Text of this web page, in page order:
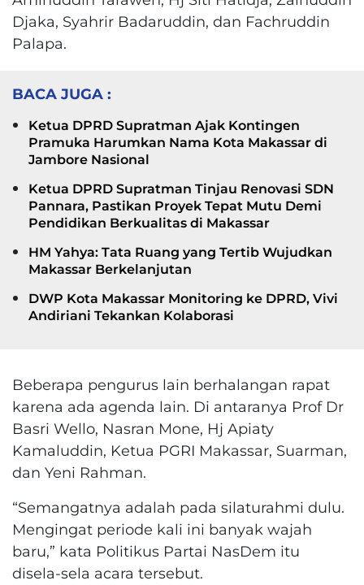
Djaka, Syahrir Badaruddin, dan Fachruddin
Palapa.
BACA JUGA :
Ketua DPRD Supratman Ajak Kontingen
Pramuka Harumkan Nama Kota Makassar di
Jambore Nasional
Ketua DPRD Supratman Tinjau Renovasi SDN
Pannara, Pastikan Proyek Tepat Mutu Demi
Pendidikan Berkualitas di Makassar
HM Yahya: Tata Ruang yang Tertib Wujudkan
Makassar Berkelanjutan
DWP Kota Makassar Monitoring ke DPRD, Vivi
Andiriani Tekankan Kolaborasi
Beberapa pengurus lain berhalangan rapat
karena ada agenda lain. Di antaranya Prof Dr
Basri Wello, Nasran Mone, Hj Apiaty
Kamaluddin, Ketua PGRI Makassar, Suarman,
dan Yeni Rahman.
“Semangatnya adalah pada silaturahmi dulu.
Mengingat periode kali ini banyak wajah
baru,” kata Politikus Partai NasDem itu
disela-sela acara tersebut.